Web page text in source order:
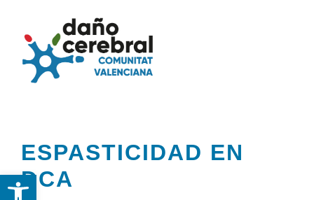
Abrir barra de herramientas
content
Federación
Federación
DCA
ESPASTICIDAD EN
DCA